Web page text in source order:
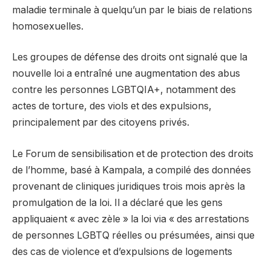
maladie terminale à quelqu’un par le biais de relations
homosexuelles.
Les groupes de défense des droits ont signalé que la
nouvelle loi a entraîné une augmentation des abus
contre les personnes LGBTQIA+, notamment des
actes de torture, des viols et des expulsions,
principalement par des citoyens privés.
Le Forum de sensibilisation et de protection des droits
de l’homme, basé à Kampala, a compilé des données
provenant de cliniques juridiques trois mois après la
promulgation de la loi. Il a déclaré que les gens
appliquaient « avec zèle » la loi via « des arrestations
de personnes LGBTQ réelles ou présumées, ainsi que
des cas de violence et d’expulsions de logements